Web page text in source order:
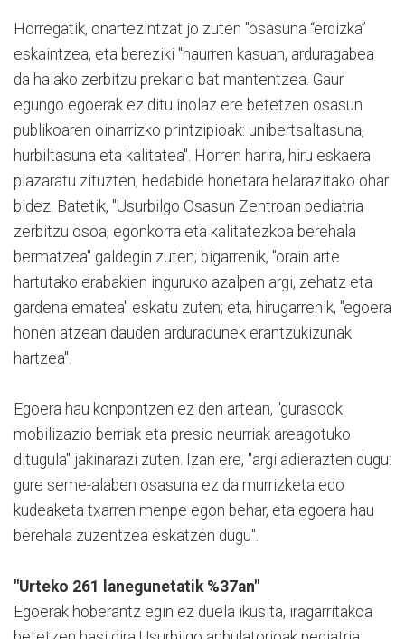
Horregatik, onartezintzat jo zuten "osasuna “erdizka”
eskaintzea, eta bereziki "haurren kasuan, arduragabea
da halako zerbitzu prekario bat mantentzea. Gaur
egungo egoerak ez ditu inolaz ere betetzen osasun
publikoaren oinarrizko printzipioak: unibertsaltasuna,
hurbiltasuna eta kalitatea". Horren harira, hiru eskaera
plazaratu zituzten, hedabide honetara helarazitako ohar
bidez. Batetik, "Usurbilgo Osasun Zentroan pediatria
zerbitzu osoa, egonkorra eta kalitatezkoa berehala
bermatzea" galdegin zuten; bigarrenik, "orain arte
hartutako erabakien inguruko azalpen argi, zehatz eta
gardena ematea" eskatu zuten; eta, hirugarrenik, "egoera
honen atzean dauden arduradunek erantzukizunak
hartzea".
Egoera hau konpontzen ez den artean, "gurasook
mobilizazio berriak eta presio neurriak areagotuko
ditugula" jakinarazi zuten. Izan ere, "argi adierazten dugu:
gure seme-alaben osasuna ez da murrizketa edo
kudeaketa txarren menpe egon behar, eta egoera hau
berehala zuzentzea eskatzen dugu".
"Urteko 261 lanegunetatik %37an"
Egoerak hoberantz egin ez duela ikusita, iragarritakoa